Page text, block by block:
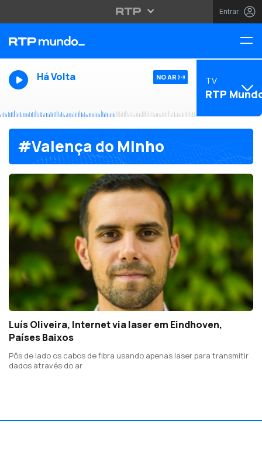
Entrar
Há Volta NO AR TV
RTP
#Valença do Minho
Luís Oliveira, Internet via laser em Eindhoven,
Países Baixos
Pôs de lado os cabos de fibra usando apenas laser para transmitir
dados através do ar